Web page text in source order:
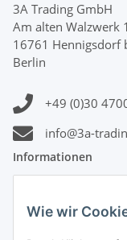
Wie wir
3A Trading GmbH
Am alten Walzwerk
16761 Hennigsdorf
Berlin
+49 (0)30
info@3a-
Informationen